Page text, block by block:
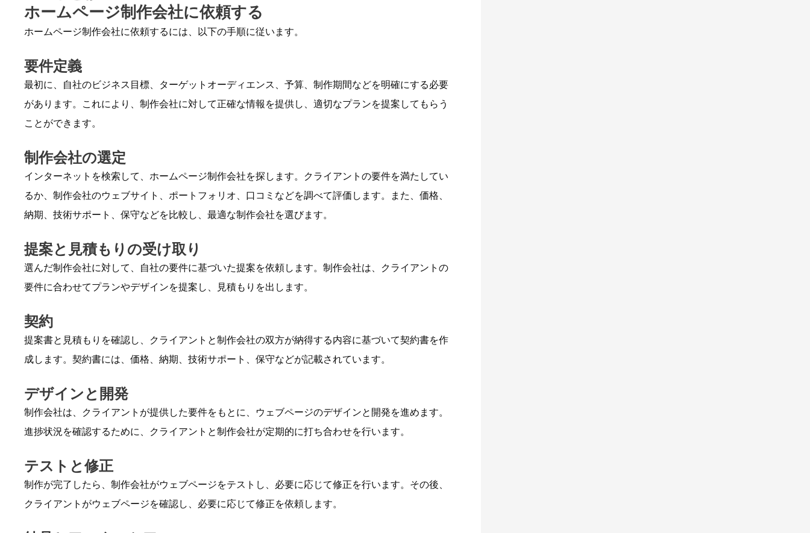
ホームページ制作会社に依頼する
ホームページ制作会社に依頼するには、以下の手順に従います。
要件定義
最初に、自社のビジネス目標、ターゲットオーディエンス、予算、制作期間などを明確にする必要
があります。これにより、制作会社に対して正確な情報を提供し、適切なプランを提案してもらう
ことができます。
制作会社の選定
インターネットを検索して、ホームページ制作会社を探します。クライアントの要件を満たしてい
るか、制作会社のウェブサイト、ポートフォリオ、口コミなどを調べて評価します。また、価格、
納期、技術サポート、保守などを比較し、最適な制作会社を選びます。
提案と見積もりの受け取り
選んだ制作会社に対して、自社の要件に基づいた提案を依頼します。制作会社は、クライアントの
要件に合わせてプランやデザインを提案し、見積もりを出します。
契約
提案書と見積もりを確認し、クライアントと制作会社の双方が納得する内容に基づいて契約書を作
成します。契約書には、価格、納期、技術サポート、保守などが記載されています。
デザインと開発
制作会社は、クライアントが提供した要件をもとに、ウェブページのデザインと開発を進めます。
進捗状況を確認するために、クライアントと制作会社が定期的に打ち合わせを行います。
テストと修正
制作が完了したら、制作会社がウェブページをテストし、必要に応じて修正を行います。その後、
クライアントがウェブページを確認し、必要に応じて修正を依頼します。